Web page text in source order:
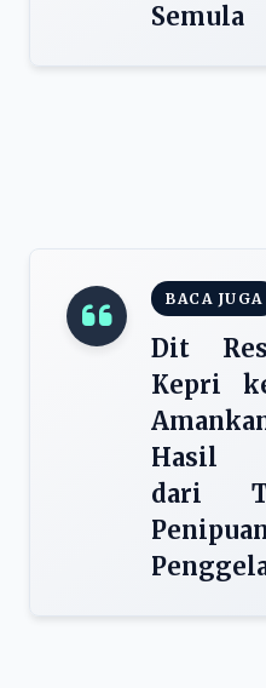
Semula
BACA JUGA
Dit
Kepri
Hasil
dari